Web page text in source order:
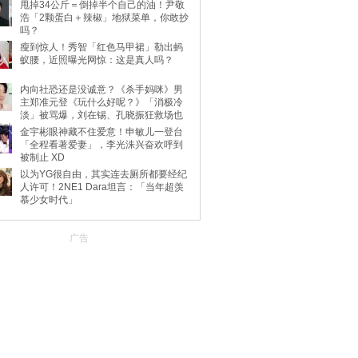
甩掉34公斤＝倒掉半个自己的油！尹敬
浩「2颗蛋白＋辣椒」地狱菜单，你敢抄
吗？
瘦到惊人！秀智「红色马甲裙」勒出蚂
蚁腰，近照曝光网惊：这是真人吗？
内向社恐还是没诚意？《杀手妈咪》男
主郑准元登《玩什么好呢？》「消极冷
淡」被骂爆，刘在锡、孔晓振狂救场也
动
金宇彬眼神藏不住爱意！申敏儿一登台
「全程看著爱妻」，李光洙兴奋欢呼到
被制止 XD
以为YG很自由，其实连去厕所都要经纪
人许可！2NE1 Dara坦言：「当年超羡
慕少女时代」
广告